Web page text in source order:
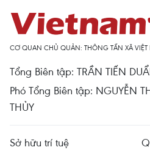
CƠ QUAN CHỦ QUẢN: THÔNG TẤN XÃ VIỆT
Tổng Biên tập: TRẦN TIẾN
Phó Tổng Biên tập: NGUYỄN
THỦY
Sở hữu trí tuệ